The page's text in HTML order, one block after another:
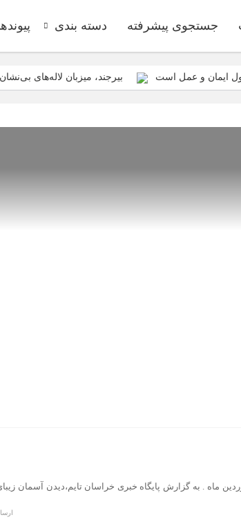
جستجوی پیشرفته دسته بندی
ایمان و عمل است بیرجند، میزبان لاله‌های
ازابتدای
نیازمند
سازمان فضای مجازی سراج مرکز خراسان جنوبی، با
برای اولین بار از
زیبا از آسمان شهر خضری دشت بیاض امروز ۶ فروردین ماه . به گزارش پایگاه خبری خراسان تایم،دیدن